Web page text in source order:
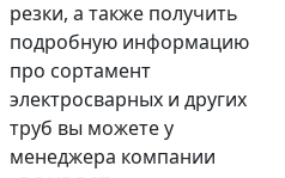
резки, а также получить
подробную информацию
про сортамент
электросварных и других
труб вы можете у
менеджера компании